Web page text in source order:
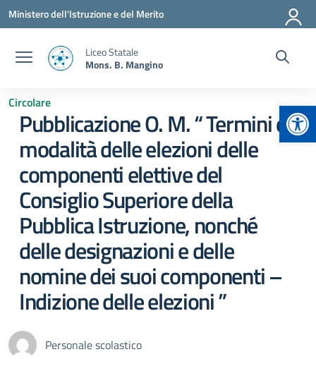
Vai ai contenuti
Vai al menu di navigazione
Vai al footer
Ministero dell'Istruzione e del Merito
Liceo Statale
Mons. B. Mangino
Circolare
Pubblicazione O. M. “ Termini e
modalità delle elezioni delle
componenti elettive del
Consiglio Superiore della
Pubblica Istruzione, nonché
delle designazioni e delle
nomine dei suoi componenti –
Indizione delle elezioni ”
Personale scolastico